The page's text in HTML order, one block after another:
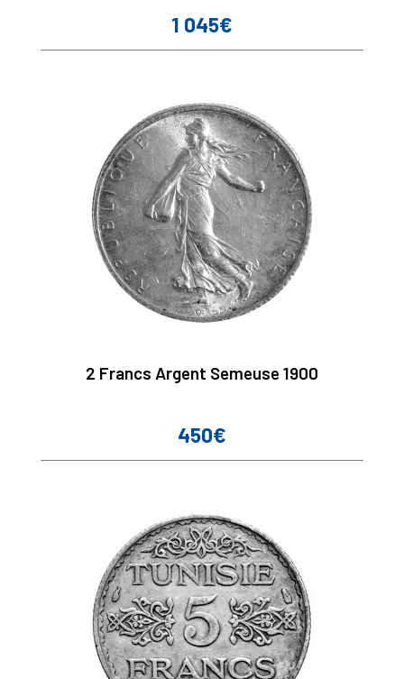
Prix
1 045€
2 Francs Argent Semeuse 1900
Prix
450€